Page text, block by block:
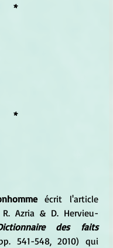
*
*
écrit l'article
Azria & D. Hervieu-
des faits
541-548, 2010) qui